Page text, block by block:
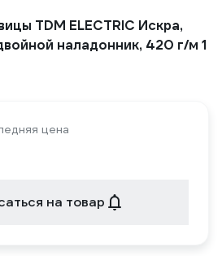
TDM ELECTRIC Искра,
наладонник, 420 г/м 1
цена
на товар